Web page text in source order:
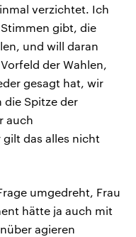
verzichtet. Ich
Stimmen gibt, die
und will daran
der Wahlen,
gesagt hat, wir
die Spitze der
auch
gilt das alles nicht
umgedreht, Frau
hätte ja auch mit
agieren